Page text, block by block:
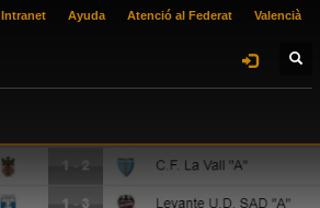
Intranet Ayuda Atenció al Federat Valencià